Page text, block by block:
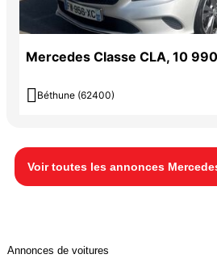
Mercedes Classe CLA, 10
 Béthune (62400)
Voir toutes les annonces
Annonces de voitures